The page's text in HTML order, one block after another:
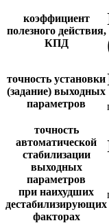
коэффициент
полезного действия,
КПД
точность установки
(задание) выходных
параметров
точность
автоматической
стабилизации
выходных
параметров
при наихудших
дестабилизирующих
факторах